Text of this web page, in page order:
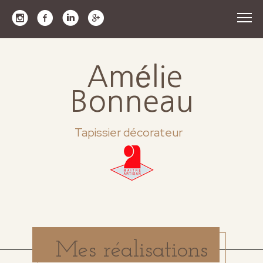
Amélie
Bonneau
Tapissier décorateur
Mes réalisations